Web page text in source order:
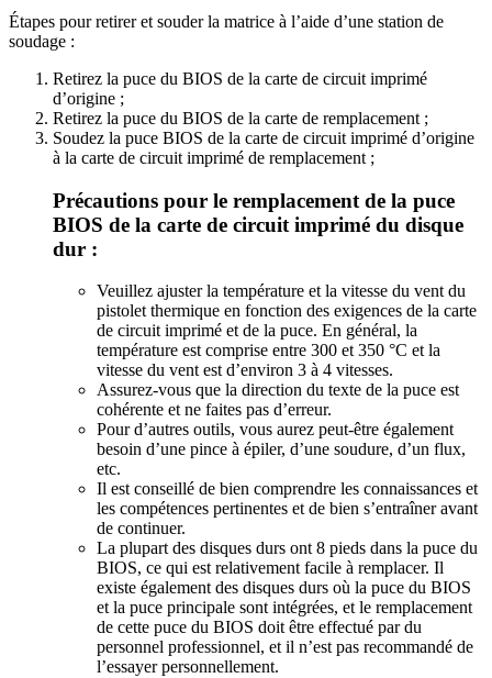
Étapes pour retirer et souder la matrice à l’aide d’une station de
soudage :
Retirez la puce du BIOS de la carte de circuit imprimé
d’origine ;
Retirez la puce du BIOS de la carte de remplacement ;
Soudez la puce BIOS de la carte de circuit imprimé d’origine
à la carte de circuit imprimé de remplacement ;
Précautions pour le remplacement de la puce
BIOS de la carte de circuit imprimé du disque
dur :
Veuillez ajuster la température et la vitesse du vent du
pistolet thermique en fonction des exigences de la carte
de circuit imprimé et de la puce. En général, la
température est comprise entre 300 et 350 °C et la
vitesse du vent est d’environ 3 à 4 vitesses.
Assurez-vous que la direction du texte de la puce est
cohérente et ne faites pas d’erreur.
Pour d’autres outils, vous aurez peut-être également
besoin d’une pince à épiler, d’une soudure, d’un flux,
etc.
Il est conseillé de bien comprendre les connaissances et
les compétences pertinentes et de bien s’entraîner avant
de continuer.
La plupart des disques durs ont 8 pieds dans la puce du
BIOS, ce qui est relativement facile à remplacer. Il
existe également des disques durs où la puce du BIOS
et la puce principale sont intégrées, et le remplacement
de cette puce du BIOS doit être effectué par du
personnel professionnel, et il n’est pas recommandé de
l’essayer personnellement.